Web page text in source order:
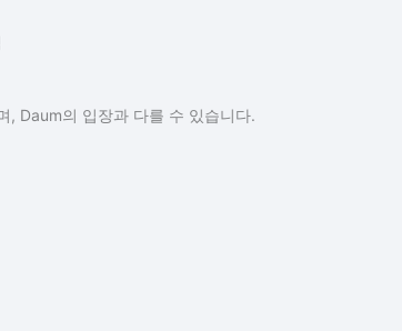
, Daum의 입장과 다를 수 있습니다.